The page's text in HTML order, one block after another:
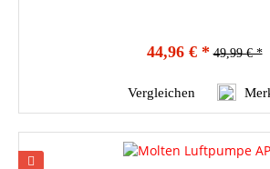
44,96 € * 49,99 € *
Vergleichen